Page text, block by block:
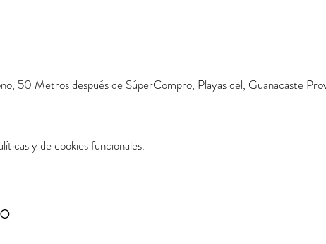
50 Metros después de SúperCompro, Playas del, Guanacaste
y de cookies funcionales.